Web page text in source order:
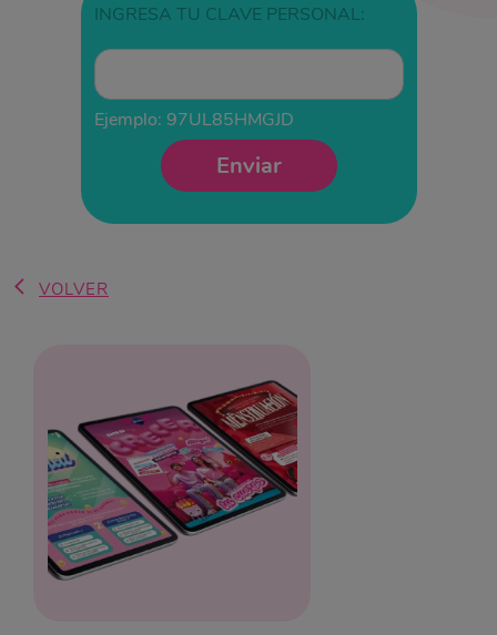
INGRESA TU CLAVE PERSONAL:
Ejemplo: 97UL85HMGJD
Enviar
VOLVER